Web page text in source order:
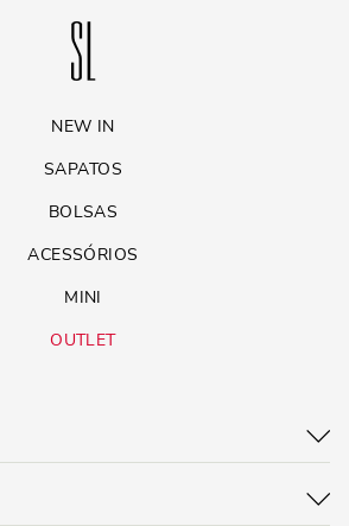
NEW IN
SAPATOS
BOLSAS
ACESSÓRIOS
MINI
OUTLET